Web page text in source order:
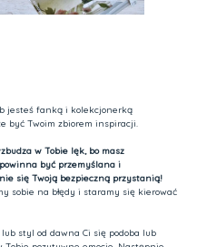
jesteś fanką i kolekcjonerką
być Twoim zbiorem inspiracji.
w Tobie lęk, bo masz
być przemyślana i
się Twoją bezpieczną przystanią!
sobie na błędy i staramy się kierować
styl od dawna Ci się podoba lub